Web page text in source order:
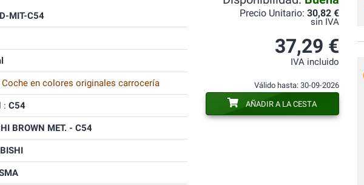
MIT-C54
Coche en colores originales carrocería
: C54
BROWN MET. - C54
Precio Unitario: 30,82 €
sin IVA
37,29 €
IVA incluido
Válido hasta: 30-09-2026
AÑADIR A LA CESTA